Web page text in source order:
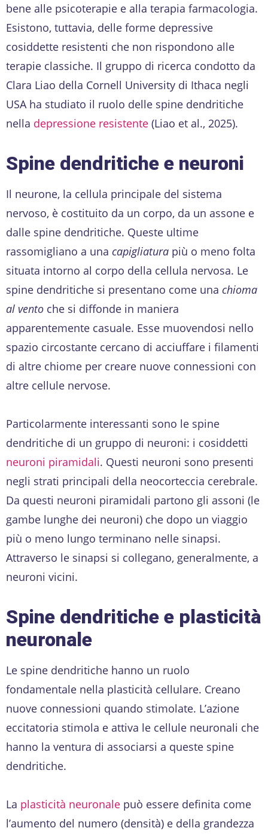
bene alle psicoterapie e alla terapia farmacologia.
Esistono, tuttavia, delle forme depressive
cosiddette resistenti che non rispondono alle
terapie classiche. Il gruppo di ricerca condotto da
Clara Liao della Cornell University di Ithaca negli
USA ha studiato il ruolo delle spine dendritiche
nella depressione resistente (Liao et al., 2025).
Spine dendritiche e neuroni
Il neurone, la cellula principale del sistema
nervoso, è costituito da un corpo, da un assone e
dalle spine dendritiche. Queste ultime
rassomigliano a una capigliatura più o meno folta
situata intorno al corpo della cellula nervosa. Le
spine dendritiche si presentano come una chioma
al vento che si diffonde in maniera
apparentemente casuale. Esse muovendosi nello
spazio circostante cercano di acciuffare i filamenti
di altre chiome per creare nuove connessioni con
altre cellule nervose.
Particolarmente interessanti sono le spine
dendritiche di un gruppo di neuroni: i cosiddetti
neuroni piramidali. Questi neuroni sono presenti
negli strati principali della neocorteccia cerebrale.
Da questi neuroni piramidali partono gli assoni (le
gambe lunghe dei neuroni) che dopo un viaggio
più o meno lungo terminano nelle sinapsi.
Attraverso le sinapsi si collegano, generalmente, a
neuroni vicini.
Spine dendritiche e plasticità
neuronale
Le spine dendritiche hanno un ruolo
fondamentale nella plasticità cellulare. Creano
nuove connessioni quando stimolate. L’azione
eccitatoria stimola e attiva le cellule neuronali che
hanno la ventura di associarsi a queste spine
dendritiche.
La plasticità neuronale può essere definita come
l’aumento del numero (densità) e della grandezza